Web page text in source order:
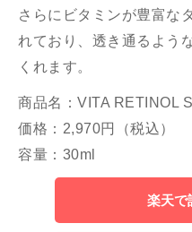
さらにビタミンが豊富な
れており、透き通るよう
くれます。
商品名：VITA RETINOL
価格：2,970円（税込）
容量：30ml
楽天で